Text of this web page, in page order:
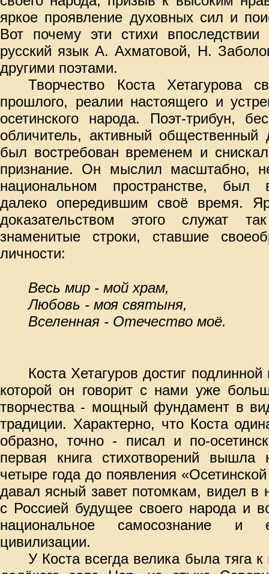
яркое проявление духовных сил и
Вот почему эти стихи
русский язык А. Ахматовой, Н.
другими поэтами.
Творчество Коста Хетагурова
прошлого, реалии настоящего и
осетинского народа. Поэт-трибун,
обличитель, активный общественный
был востребован временем и
признание. Он мыслил масштабно,
национальном пространстве, был
далеко опередившим своё время.
доказательством этого служат
знаменитые строки, ставшие
личности:
Весь мир - мой храм,
Любовь - моя святыня,
Вселенная - Отечество моё.
Коста Хетагуров достиг
которой он говорит с нами уже
творчества - мощный фундамент в
традиции. Характерно, что Коста
образно, точно - писал и по-
первая книга стихотворений
четыре года до появления
давал ясный завет потомкам, видел в
с Россией будущее своего народа и
национальное самосознание и
цивилизации.
У Коста всегда велика была тяга